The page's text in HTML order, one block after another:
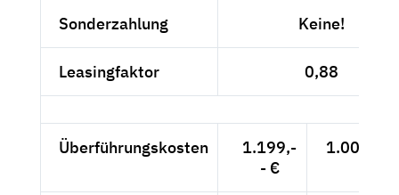
Sonderzahlung Keine!
Leasingfaktor 0,88
Überführungskosten
1.199,-
- €
1.007,56